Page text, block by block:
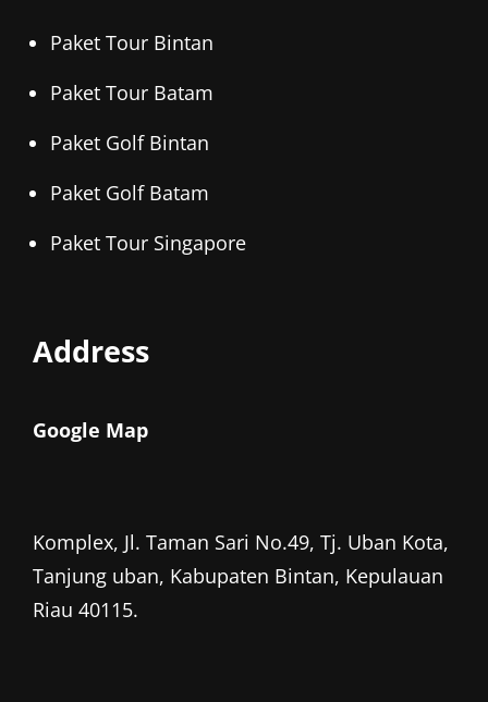
Paket Tour Bintan
Paket Tour Batam
Paket Golf Bintan
Paket Golf Batam
Paket Tour Singapore
Address
Google Map
Komplex, Jl. Taman Sari No.49, Tj. Uban Kota,
Tanjung uban, Kabupaten Bintan, Kepulauan
Riau 40115.